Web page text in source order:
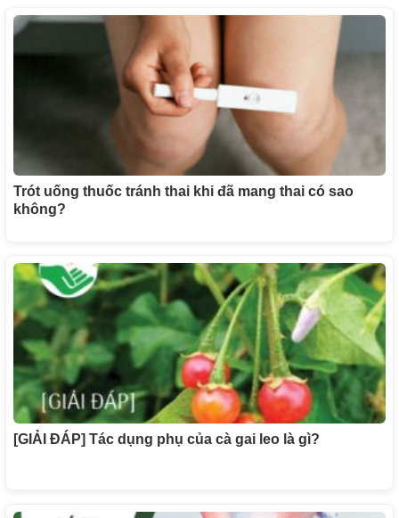
Trót uống thuốc tránh thai khi đã mang thai có sao
không?
[GIẢI ĐÁP] Tác dụng phụ của cà gai leo là gì?